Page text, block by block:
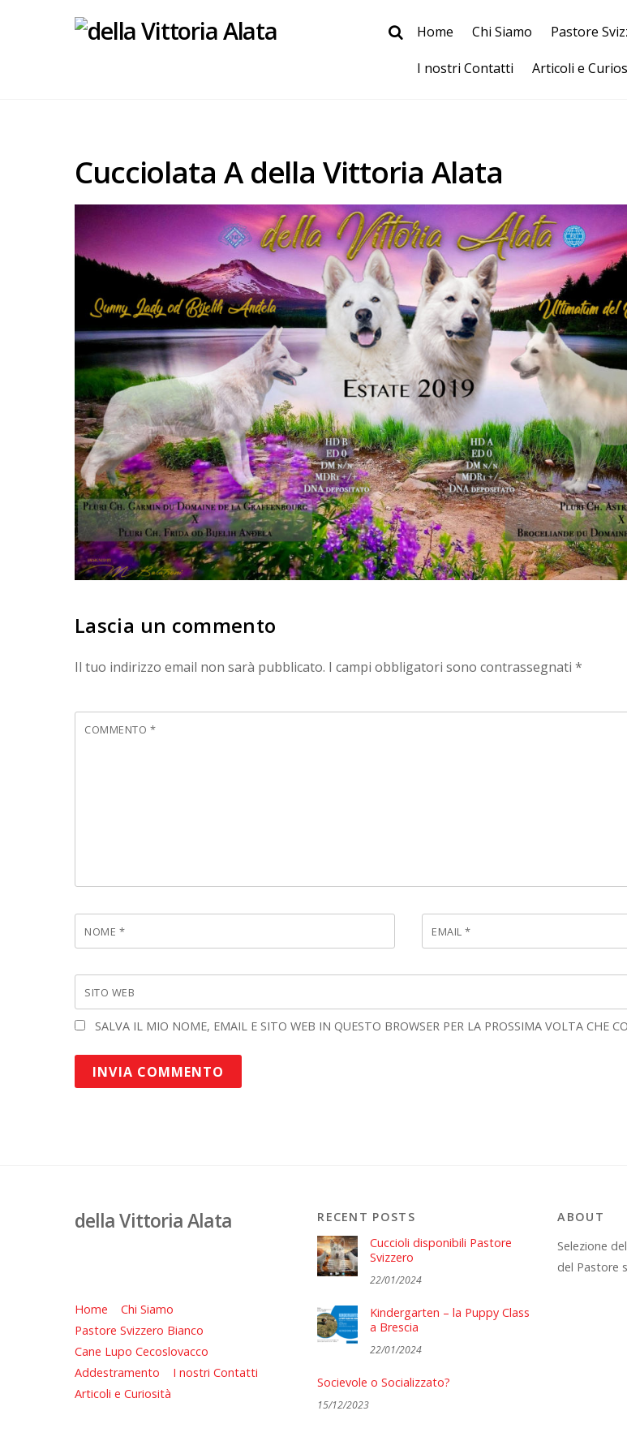
Home Chi Siamo Pastore
I nostri Contatti Articoli e
Cucciolata A della Vittoria Alata
Lascia un commento
Il tuo indirizzo email non sarà pubblicato. I campi obbligatori sono contrassegnati *
COMMENTO *
NOME * EMAIL*
SITO WEB
SALVA IL MIO NOME, EMAIL E SITO WEB IN QUESTO BROWSER PER LA PROSSIMA VOLTA CHE
della Vittoria Alata
Home
Chi Siamo
Pastore Svizzero Bianco
Cane Lupo Cecoslovacco
Addestramento
I nostri Contatti
Articoli e Curiosità
RECENT POSTS
Cuccioli disponibili Pastore
Svizzero
22/01/2024
Kindergarten – la Puppy Class
a Brescia
22/01/2024
Socievole o Socializzato?
15/12/2023
ABOUT
Selezione
del Pastore